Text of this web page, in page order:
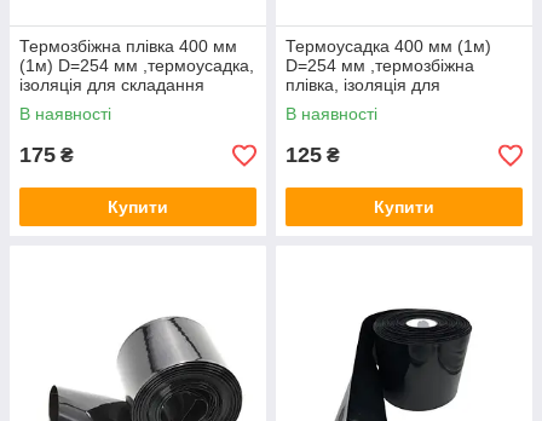
Термозбіжна плівка 400 мм
(1м) D=254 мм ,термоусадка,
ізоляція для складання
акумуляторів
В наявності
175 ₴
Купити
Термоусадка 400 мм (1м)
D=254 мм ,термозбіжна
плівка, ізоляція для
складання акумуляторів
В наявності
125 ₴
Купити